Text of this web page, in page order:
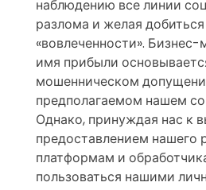
наблюдению все линии
разлома и желая
«вовлеченности».
имя прибыли
мошенническом
предполагаемом нашем
Однако, принуждая нас к
предоставлением нашего
платформам и
пользоваться нашими